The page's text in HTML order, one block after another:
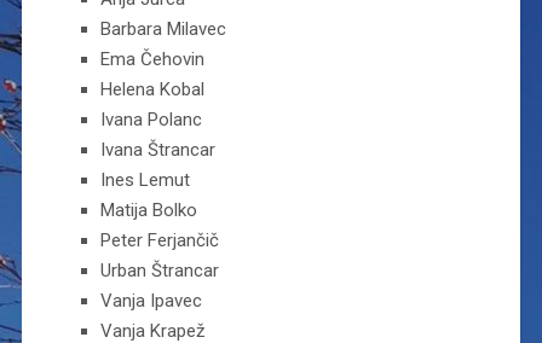
Barbara Milavec
Ema Čehovin
Helena Kobal
Ivana Polanc
Ivana Štrancar
Ines Lemut
Matija Bolko
Peter Ferjančič
Urban Štrancar
Vanja Ipavec
Vanja Krapež